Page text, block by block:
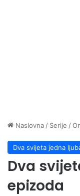
Naslovna / Serije /
Dva svijeta jedna
Dva
epizoda